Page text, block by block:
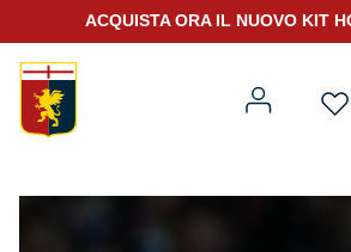
ACQUISTA ORA IL NUOVO KIT